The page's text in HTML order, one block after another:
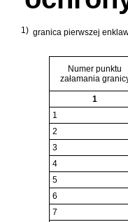
1) granica pierwszej
Numer punktu
załamania
1
1
2
3
4
5
6
7